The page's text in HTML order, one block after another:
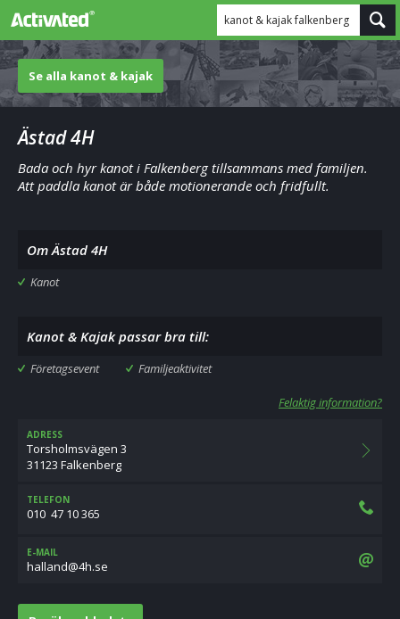
kanot & kajak falkenberg
Se alla kanot & kajak
Ästad 4H
Bada och hyr kanot i Falkenberg tillsammans med familjen.
Att paddla kanot är både motionerande och fridfullt.
Om Ästad 4H
Kanot
Kanot & Kajak passar bra till:
Företagsevent Familjeaktivitet
Felaktig information?
ADRESS
Torsholmsvägen 3
31123 Falkenberg
TELEFON
010  47 10 365
E-MAIL
es.h4@dnallah